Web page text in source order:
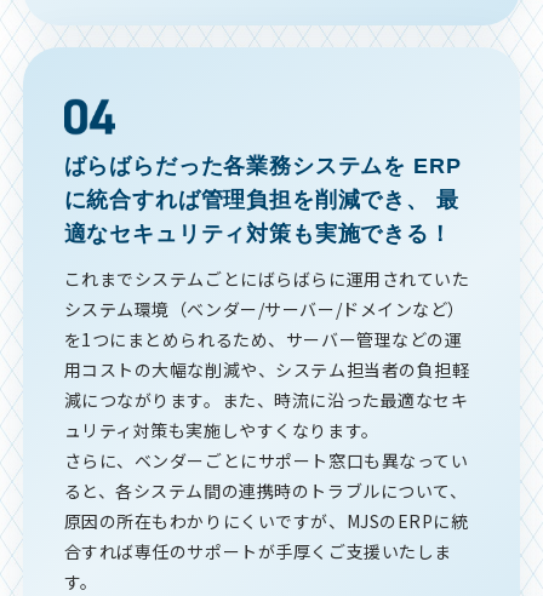
ばらばらだった各業務システムを ERP
に統合すれば管理負担を削減でき、
最
適なセキュリティ対策も実施できる！
これまでシステムごとにばらばらに運用されていた
システム環境（ベンダー/サーバー/ドメインなど）
を1つにまとめられるため、サーバー管理などの運
用コストの大幅な削減や、システム担当者の負担軽
減につながります。また、時流に沿った最適なセキ
ュリティ対策も実施しやすくなります。
さらに、ベンダーごとにサポート窓口も異なってい
ると、各システム間の連携時のトラブルについて、
原因の所在もわかりにくいですが、MJSのERPに統
合すれば専任のサポートが手厚くご支援いたしま
す。